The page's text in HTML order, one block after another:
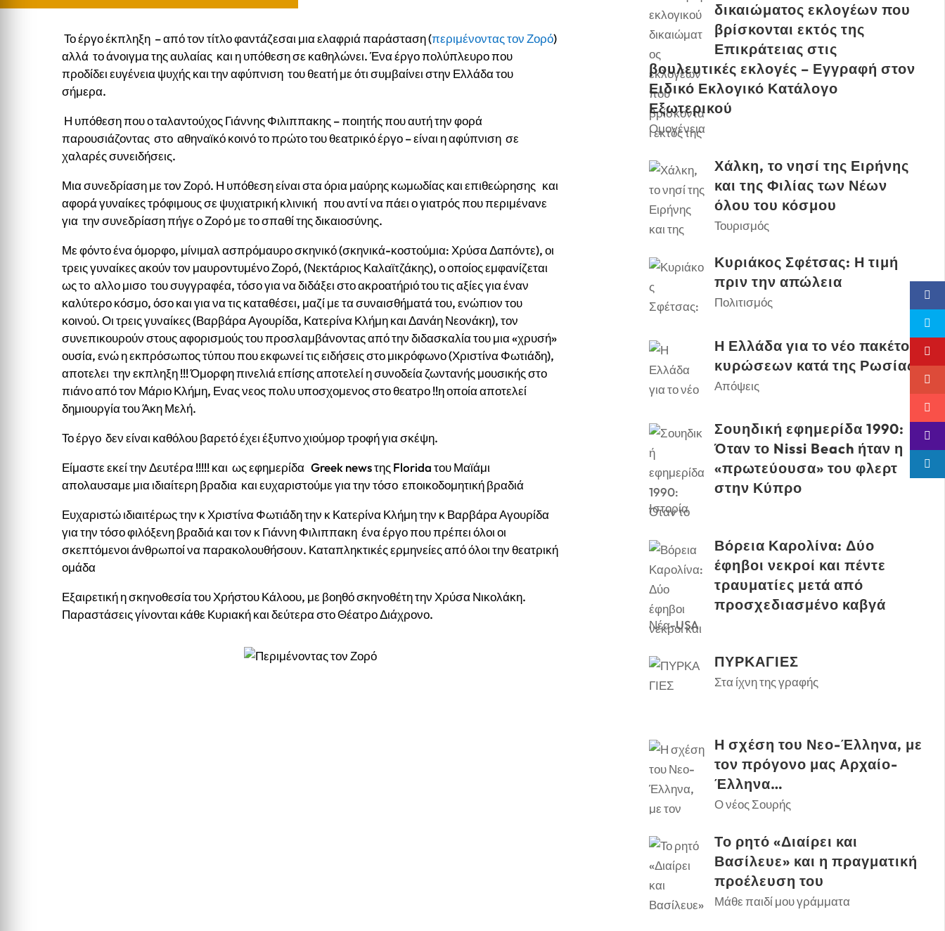
Το έργο έκπληξη – από τον τίτλο φαντάζεσαι μια ελαφριά παράσταση (περιμένοντας τον Ζορό)
αλλά το άνοιγμα της αυλαίας και η υπόθεση σε καθηλώνει. Ένα έργο πολύπλευρο που
προδίδει ευγένεια ψυχής και την αφύπνιση του θεατή με ότι συμβαίνει στην Ελλάδα του
σήμερα.
Η υπόθεση που ο ταλαντούχος Γιάννης Φιλιππακης – ποιητής που αυτή την φορά
παρουσιάζοντας στο αθηναϊκό κοινό το πρώτο του θεατρικό έργο – είναι η αφύπνιση σε
χαλαρές συνειδήσεις.
Μια συνεδρίαση με τον Ζορό. Η υπόθεση είναι στα όρια μαύρης κωμωδίας και επιθεώρησης και
αφορά γυναίκες τρόφιμους σε ψυχιατρική κλινική που αντί να πάει ο γιατρός που περιμένανε
για την συνεδρίαση πήγε ο Ζορό με το σπαθί της δικαιοσύνης.
Με φόντο ένα όμορφο, μίνιμαλ ασπρόμαυρο σκηνικό (σκηνικά-κοστούμια: Χρύσα Δαπόντε), οι
τρεις γυναίκες ακούν τον μαυροντυμένο Ζορό, (Νεκτάριος Καλαϊτζάκης), ο οποίος εμφανίζεται
ως το αλλο μισο του συγγραφέα, τόσο για να διδάξει στο ακροατήριό του τις αξίες για έναν
καλύτερο κόσμο, όσο και για να τις καταθέσει, μαζί με τα συναισθήματά του, ενώπιον του
κοινού. Οι τρεις γυναίκες (Βαρβάρα Αγουρίδα, Κατερίνα Κλήμη και Δανάη Νεονάκη), τον
συνεπικουρούν στους αφορισμούς του προσλαμβάνοντας από την διδασκαλία του μια «χρυσή»
ουσία, ενώ η εκπρόσωπος τύπου που εκφωνεί τις ειδήσεις στο μικρόφωνο (Χριστίνα Φωτιάδη),
αποτελει την εκπληξη !!! Όμορφη πινελιά επίσης αποτελεί η συνοδεία ζωντανής μουσικής στο
πιάνο από τον Μάριο Κλήμη, Ενας νεος πολυ υποσχομενος στο θεατρο !!η οποία αποτελεί
δημιουργία του Άκη Μελή.
Το έργο δεν είναι καθόλου βαρετό έχει έξυπνο χιούμορ τροφή για σκέψη.
Είμαστε εκεί την Δευτέρα !!!!! και ως εφημερίδα Greek news της Florida του Μαϊάμι
απολαυσαμε μια ιδιαίτερη βραδια και ευχαριστούμε για την τόσο εποικοδομητική βραδιά
Ευχαριστώ ιδιαιτέρως την κ Χριστίνα Φωτιάδη την κ Κατερίνα Κλήμη την κ Βαρβάρα Αγουρίδα
για την τόσο φιλόξενη βραδιά και τον κ Γιάννη Φιλιππακη ένα έργο που πρέπει όλοι οι
σκεπτόμενοι άνθρωποί να παρακολουθήσουν. Καταπληκτικές ερμηνείες από όλοι την θεατρική
ομάδα
Εξαιρετική η σκηνοθεσία του Χρήστου Κάλοου, με βοηθό σκηνοθέτη την Χρύσα Νικολάκη.
Παραστάσεις γίνονται κάθε Κυριακή και δεύτερα στο Θέατρο Διάχρονο.
δικαιώματος εκλογέων που
βρίσκονται εκτός της
Επικράτειας στις
βουλευτικές εκλογές – Εγγραφή στον
Ειδικό Εκλογικό Κατάλογο
Εξωτερικού
Ομογένεια
Χάλκη, το νησί της Ειρήνης
και της Φιλίας των Νέων
όλου του κόσμου
Τουρισμός
Κυριάκος Σφέτσας: Η τιμή
πριν την απώλεια
Πολιτισμός
Η Ελλάδα για το νέο πακέτο
κυρώσεων κατά της Ρωσίας
Απόψεις
Σουηδική εφημερίδα 1990:
Όταν το Nissi Beach ήταν η
«πρωτεύουσα» του φλερτ
στην Κύπρο
Ιστορία
Βόρεια Καρολίνα: Δύο
έφηβοι νεκροί και πέντε
τραυματίες μετά από
προσχεδιασμένο καβγά
Νέα-USA
ΠΥΡΚΑΓΙΕΣ
Στα ίχνη της γραφής
Η σχέση του Νεο-Έλληνα, με
τον πρόγονο μας Αρχαίο-
Έλληνα…
Ο νέος Σουρής
Το ρητό «Διαίρει και
Βασίλευε» και η πραγματική
προέλευση του
Μάθε παιδί μου γράμματα